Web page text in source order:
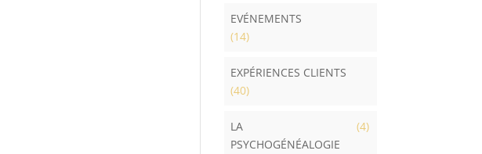
EVÉNEMENTS
(14)
EXPÉRIENCES CLIENTS
(40)
LA
PSYCHOGÉNÉALOGIE
(4)